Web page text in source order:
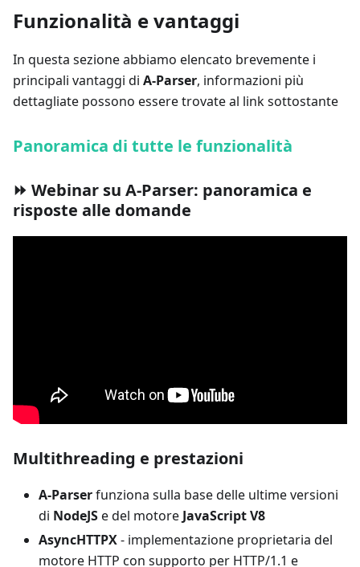
Funzionalità e vantaggi
In questa sezione abbiamo elencato brevemente i
principali vantaggi di A-Parser, informazioni più
dettagliate possono essere trovate al link sottostante
Panoramica di tutte le funzionalità
⏩ Webinar su A-Parser: panoramica e
risposte alle domande
Multithreading e prestazioni
A-Parserfunziona sulla base delle ultime versioni
di NodeJSe del motore JavaScript V8
AsyncHTTPX- implementazione proprietaria del
motore HTTP con supporto per HTTP/1.1 e